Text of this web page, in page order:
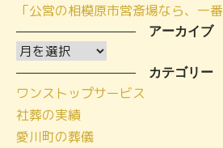
「公営の相模原市営斎場なら、一
アーカイブ
ア
ー
カ
イ
ブ
カテゴリー
ワンストップサービス
社葬の実績
愛川町の葬儀